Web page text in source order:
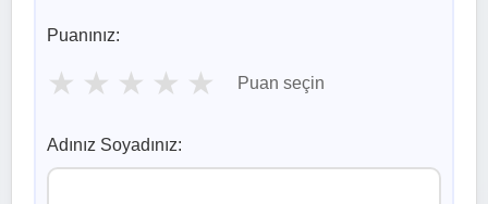
Puanınız:
★ ★ ★ ★ ★ Puan seçin
Adınız Soyadınız: